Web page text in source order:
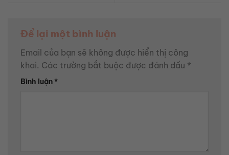
Để lại một bình luận
Email của bạn sẽ không được hiển thị công
khai. Các trường bắt buộc được đánh dấu *
Bình luận*